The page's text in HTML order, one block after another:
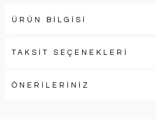
ÜRÜN BİLGİSİ
TAKSİT SEÇENEKLERİ
ÖNERİLERİNİZ